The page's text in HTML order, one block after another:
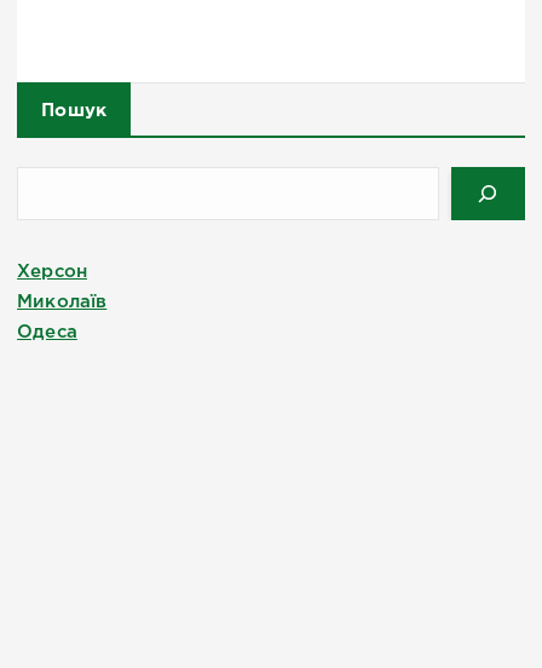
Пошук
Херсон
Миколаїв
Одеса